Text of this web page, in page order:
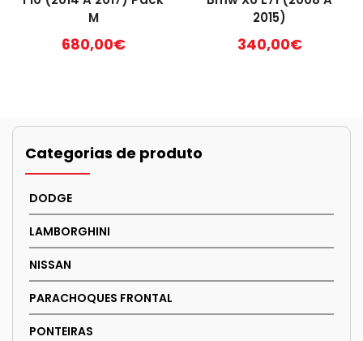
M
680,00€
2015)
340,00€
Categorias de produto
DODGE
LAMBORGHINI
NISSAN
PARACHOQUES FRONTAL
PONTEIRAS